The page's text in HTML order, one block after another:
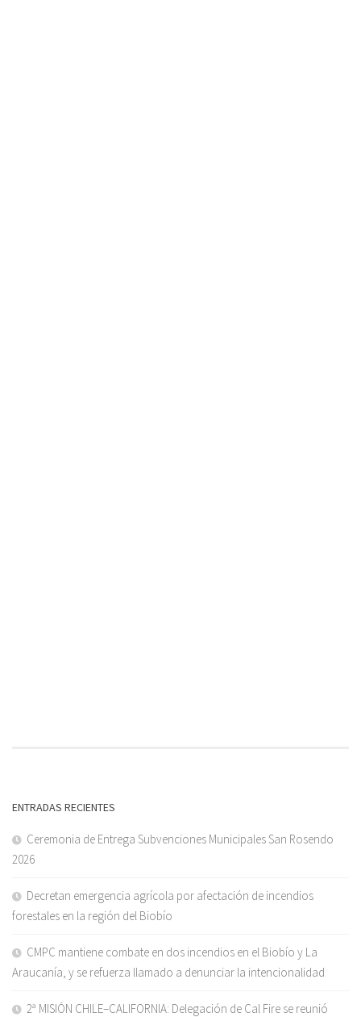
ENTRADAS RECIENTES
Ceremonia de Entrega Subvenciones Municipales San Rosendo
2026
Decretan emergencia agrícola por afectación de incendios
forestales en la región del Biobío
CMPC mantiene combate en dos incendios en el Biobío y La
Araucanía, y se refuerza llamado a denunciar la intencionalidad
2ª MISIÓN CHILE–CALIFORNIA: Delegación de Cal Fire se reunió